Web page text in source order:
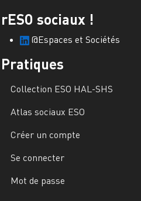
rESO sociaux !
@Espaces et Sociétés
Pratiques
Collection ESO HAL-SHS
Atlas sociaux ESO
Créer un compte
Se connecter
Mot de passe